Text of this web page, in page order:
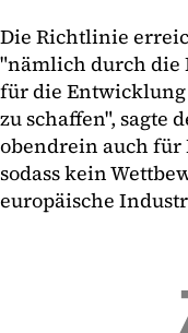
Die Richtlinie
"nämlich durch die
für die Entwicklung
zu schaffen", sagte
obendrein auch für
sodass kein
europäische